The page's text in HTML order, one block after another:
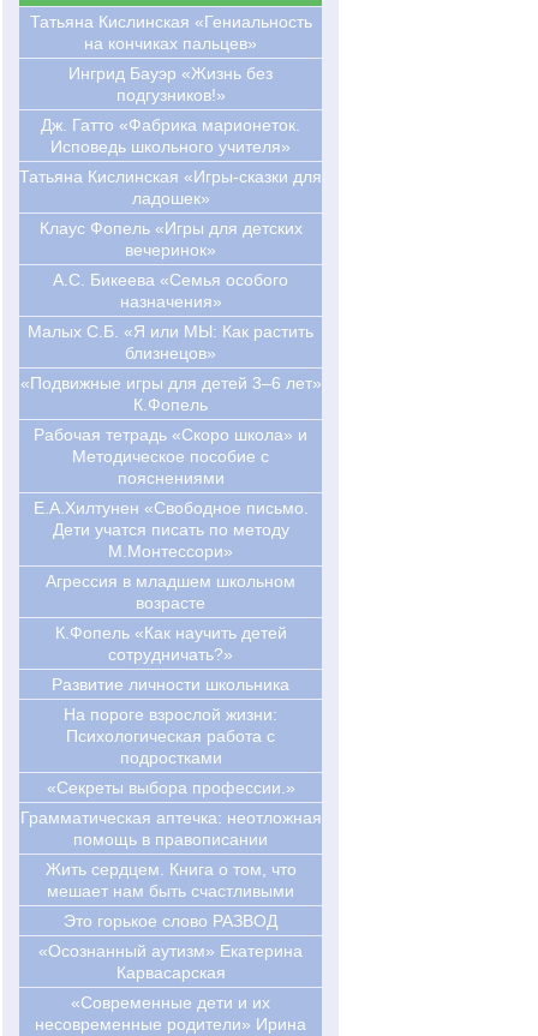
Татьяна Кислинская «Гениальность
на кончиках пальцев»
Ингрид Бауэр «Жизнь без
подгузников!»
Дж. Гатто «Фабрика марионеток.
Исповедь школьного учителя»
Татьяна Кислинская «Игры-сказки для
ладошек»
Клаус Фопель «Игры для детских
вечеринок»
А.С. Бикеева «Семья особого
назначения»
Малых С.Б. «Я или МЫ: Как растить
близнецов»
«Подвижные игры для детей 3–6 лет»
К.Фопель
Рабочая тетрадь «Скоро школа» и
Методическое пособие с
пояснениями
Е.А.Хилтунен «Свободное письмо.
Дети учатся писать по методу
М.Монтессори»
Агрессия в младшем школьном
возрасте
К.Фопель «Как научить детей
сотрудничать?»
Развитие личности школьника
На пороге взрослой жизни:
Психологическая работа с
подростками
«Секреты выбора профессии.»
Грамматическая аптечка: неотложная
помощь в правописании
Жить сердцем. Книга о том, что
мешает нам быть счастливыми
Это горькое слово РАЗВОД
«Осознанный аутизм» Екатерина
Карвасарская
«Современные дети и их
несовременные родители» Ирина